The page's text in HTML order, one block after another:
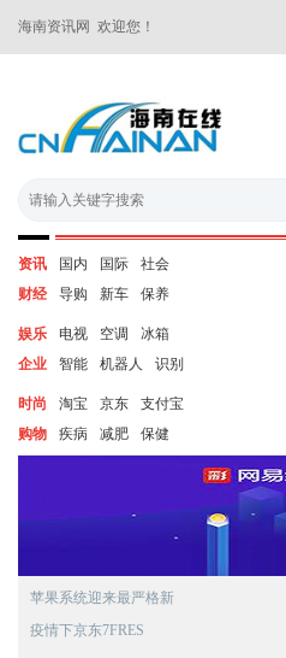
海南资讯网 欢迎您！
资讯 国内 国际
社会
财经
导购 新车 保养
娱乐 电视 空调
冰箱
企业
智能 机器人 识别
时尚 淘宝 京东
支付宝
购物
疾病 减肥 保健
苹果系统迎来最严格新
疫情下京东7FRES